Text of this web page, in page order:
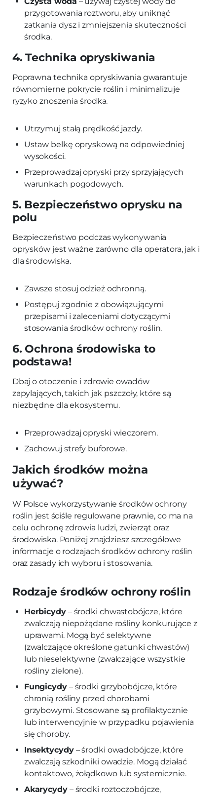
przygotowania roztworu, aby uniknąć
zatkania dysz i zmniejszenia skuteczności
środka.
4. Technika opryskiwania
Poprawna technika opryskiwania gwarantuje
równomierne pokrycie roślin i minimalizuje
ryzyko znoszenia środka.
Utrzymuj stałą prędkość jazdy.
Ustaw belkę opryskową na odpowiedniej
wysokości.
Przeprowadzaj opryski przy sprzyjających
warunkach pogodowych.
5. Bezpieczeństwo oprysku na
polu
Bezpieczeństwo podczas wykonywania
oprysków jest ważne zarówno dla operatora, jak i
dla środowiska.
Zawsze stosuj odzież ochronną.
Postępuj zgodnie z obowiązującymi
przepisami i zaleceniami dotyczącymi
stosowania środków ochrony roślin.
6. Ochrona środowiska to
podstawa!
Dbaj o otoczenie i zdrowie owadów
zapylających, takich jak pszczoły, które są
niezbędne dla ekosystemu.
Przeprowadzaj opryski wieczorem.
Zachowuj strefy buforowe.
Jakich środków można
używać?
W Polsce wykorzystywanie środków ochrony
roślin jest ściśle regulowane prawnie, co ma na
celu ochronę zdrowia ludzi, zwierząt oraz
środowiska. Poniżej znajdziesz szczegółowe
informacje o rodzajach środków ochrony roślin
oraz zasady ich wyboru i stosowania.
Rodzaje środków ochrony roślin
Herbicydy– środki chwastobójcze, które
zwalczają niepożądane rośliny konkurujące z
uprawami. Mogą być selektywne
(zwalczające określone gatunki chwastów)
lub nieselektywne (zwalczające wszystkie
rośliny zielone).
Fungicydy– środki grzybobójcze, które
chronią rośliny przed chorobami
grzybowymi. Stosowane są profilaktycznie
lub interwencyjnie w przypadku pojawienia
się choroby.
Insektycydy– środki owadobójcze, które
zwalczają szkodniki owadzie. Mogą działać
kontaktowo, żołądkowo lub systemicznie.
Akarycydy– środki roztoczobójcze,